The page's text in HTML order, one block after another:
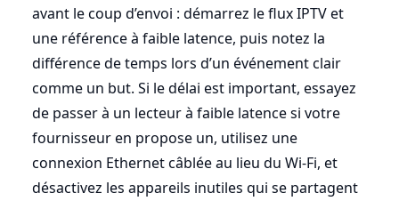
avant le coup d’envoi : démarrez le flux IPTV et
une référence à faible latence, puis notez la
différence de temps lors d’un événement clair
comme un but. Si le délai est important, essayez
de passer à un lecteur à faible latence si votre
fournisseur en propose un, utilisez une
connexion Ethernet câblée au lieu du Wi-Fi, et
désactivez les appareils inutiles qui se partagent